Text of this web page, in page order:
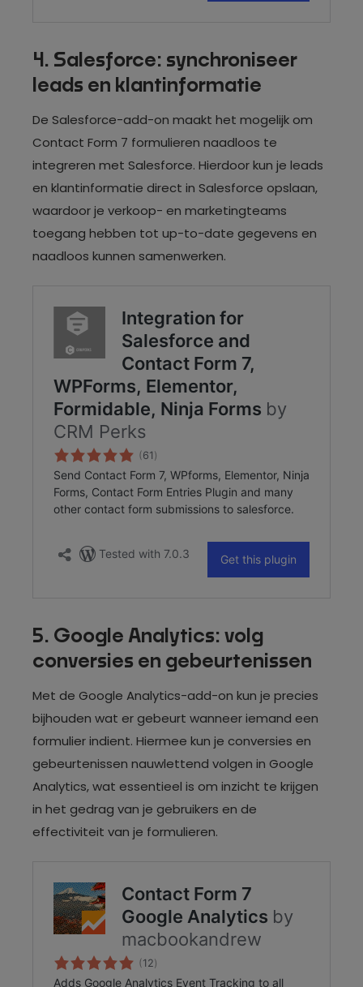
4. Salesforce: synchroniseer
leads en klantinformatie
De Salesforce-add-on maakt het mogelijk om
Contact Form 7 formulieren naadloos te
integreren met Salesforce. Hierdoor kun je leads
en klantinformatie direct in Salesforce opslaan,
waardoor je verkoop- en marketingteams
toegang hebben tot up-to-date gegevens en
naadloos kunnen samenwerken.
5. Google Analytics: volg
conversies en gebeurtenissen
Met de Google Analytics-add-on kun je precies
bijhouden wat er gebeurt wanneer iemand een
formulier indient. Hiermee kun je conversies en
gebeurtenissen nauwlettend volgen in Google
Analytics, wat essentieel is om inzicht te krijgen
in het gedrag van je gebruikers en de
effectiviteit van je formulieren.